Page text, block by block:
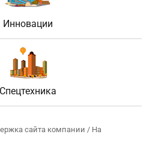
Инновации
Спецтехника
сайта компании / На